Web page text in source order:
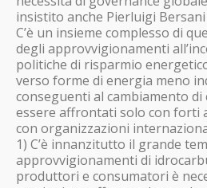
insistito anche Pierluigi Bersani
C’è un insieme complesso di
degli approvvigionamenti
politiche di risparmio
verso forme di energia meno
conseguenti al cambiamento di
essere affrontati solo con forti
con organizzazioni
1) C’è innanzitutto il grande
approvvigionamenti di
produttori e consumatori è